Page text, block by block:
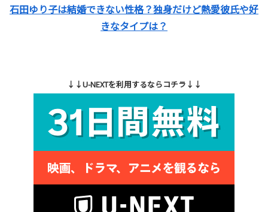
石田ゆり子は結婚できない性格？独身だけど熱愛彼氏や好
きなタイプは？
↓↓U-NEXTを利用するならコチラ↓↓